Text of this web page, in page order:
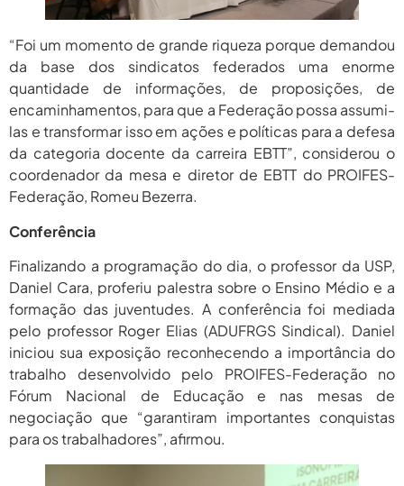
“Foi um momento de grande riqueza porque demandou
da base dos sindicatos federados uma enorme
quantidade de informações, de proposições, de
encaminhamentos, para que a Federação possa assumi-
las e transformar isso em ações e políticas para a defesa
da categoria docente da carreira EBTT”, considerou o
coordenador da mesa e diretor de EBTT do PROIFES-
Federação, Romeu Bezerra.
Conferência
Finalizando a programação do dia, o professor da USP,
Daniel Cara, proferiu palestra sobre o Ensino Médio e a
formação das juventudes. A conferência foi mediada
pelo professor Roger Elias (ADUFRGS Sindical). Daniel
iniciou sua exposição reconhecendo a importância do
trabalho desenvolvido pelo PROIFES-Federação no
Fórum Nacional de Educação e nas mesas de
negociação que “garantiram importantes conquistas
para os trabalhadores”, afirmou.